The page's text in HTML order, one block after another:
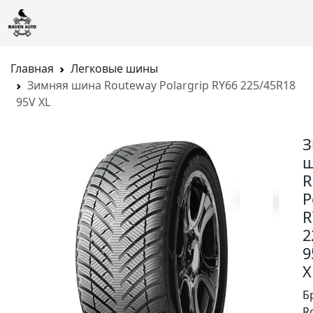
Главная
Легковые шины
Зимняя шина Routeway Polargrip RY66 225/45R18
95V XL